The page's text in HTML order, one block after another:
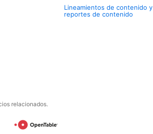
Lineamientos de contenido y
reportes de contenido
relacionados.